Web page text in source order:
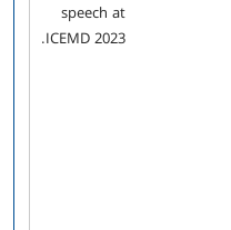
speech at
ICEMD 2023.